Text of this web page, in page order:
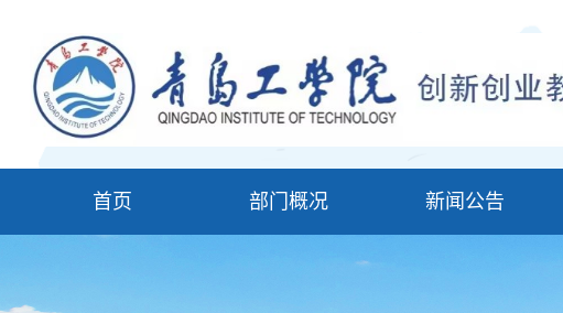
首页 部门概况 新闻公告